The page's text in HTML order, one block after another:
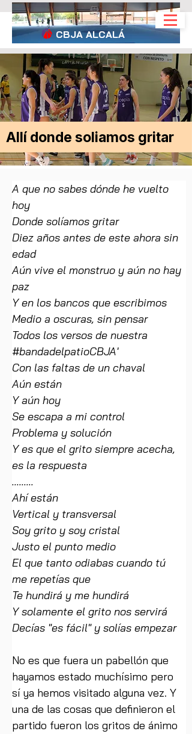
CBJA ALCALÁ
Allí donde soliamos gritar
A que no sabes dónde he vuelto
hoy
Donde solíamos gritar
Diez años antes de este ahora sin
edad
Aún vive el monstruo y aún no hay
paz
Y en los bancos que escribimos
Medio a oscuras, sin pensar
Todos los versos de nuestra
#bandadelpatioCBJA'
Con las faltas de un chaval
Aún están
Y aún hoy
Se escapa a mi control
Problema y solución
Y es que el grito siempre acecha,
es la respuesta
.........
Ahí están
Vertical y transversal
Soy grito y soy cristal
Justo el punto medio
El que tanto odiabas cuando tú
me repetías que
Te hundirá y me hundirá
Y solamente el grito nos servirá
Decías "es fácil" y solías empezar
No es que fuera un pabellón que
hayamos estado muchísimo pero
sí ya hemos visitado alguna vez. Y
una de las cosas que definieron el
partido fueron los gritos de ánimo